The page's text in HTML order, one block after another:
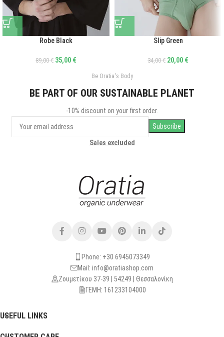
Robe Black
89,00€ 35,00 €
Slip Green
34,00€ 20,00 €
Be Oratia's Body
BE PART OF OUR SUSTAINABLE PLANET
-10% discount on your first order.
Sales excluded
Phone: +30 6945073349
Mail: info@oratiashop.com
Ζουμετίκου 37-39 | 54249 | Θεσσαλονίκη
ΓΕΜΗ: 161233104000
USEFUL LINKS